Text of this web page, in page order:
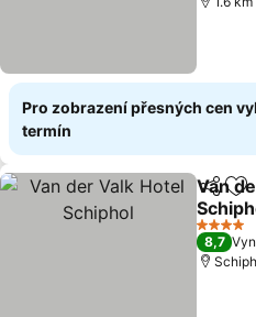
Pro zobrazení přesných cen
termín
Sdílet
Van
4 Počet
8,7